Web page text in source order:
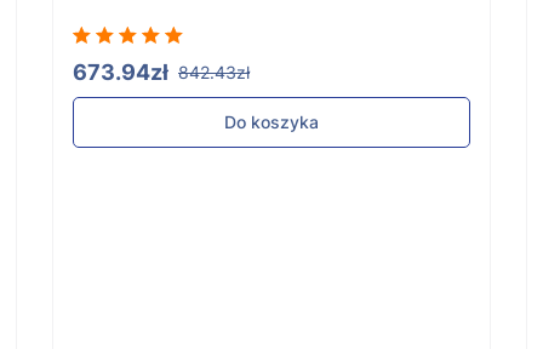
673.94zł 842.43zł
Do koszyka